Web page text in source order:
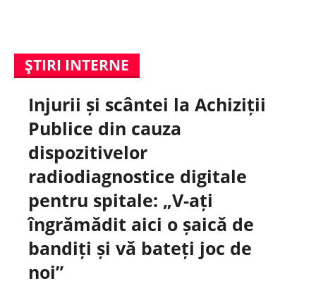
E-Sănătate Pacienți
E-Sănătate Medici
E-Sănătate Instituții
Tuberculoza Info
Spitale.MD
Centrul PAS
ŞTIRI INTERNE
Injurii și scântei la Achiziții
Publice din cauza
dispozitivelor
radiodiagnostice digitale
pentru spitale: „V-ați
îngrămădit aici o șaică de
bandiți și vă bateți joc de
noi”